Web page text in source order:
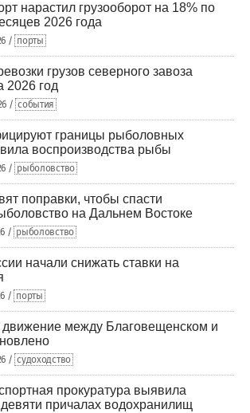
нарастил грузооборот на 18% по
2026 года
/ порты
грузов северного завоза
2026 год
/ события
границы рыболовных
воспроизводства рыбы
/ рыболовство
поправки, чтобы спасти
на Дальнем Востоке
/ рыболовство
начали снижать ставки на
/ порты
движение между Благовещенском и
/ судоходство
прокуратура выявила
причалах водохранилищ